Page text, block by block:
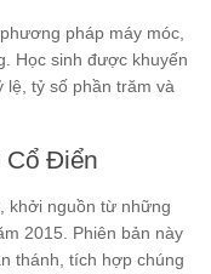
pháp máy móc,
Học sinh được khuyến
lệ, tỷ số phần trăm và
Cổ Điển
khởi nguồn từ những
2015. Phiên bản này
thánh, tích hợp chúng